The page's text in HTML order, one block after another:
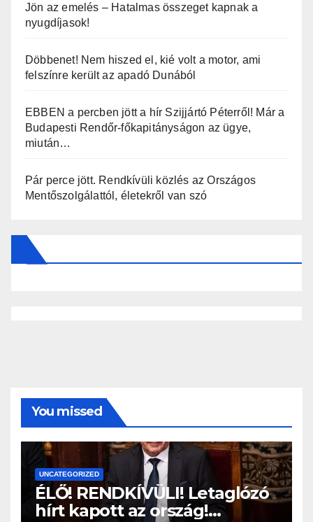
Jön az emelés – Hatalmas összeget kapnak a
nyugdíjasok!
Döbbenet! Nem hiszed el, kié volt a motor, ami
felszínre került az apadó Dunából
EBBEN a percben jött a hír Szijjártó Péterről! Már a
Budapesti Rendőr-főkapitányságon az ügye,
miután…
Pár perce jött. Rendkívüli közlés az Országos
Mentőszolgálattól, életekről van szó
You missed
UNCATEGORIZED
ÉLŐ! RENDKÍVÜLI! Letaglózó
hírt kapott az ország!